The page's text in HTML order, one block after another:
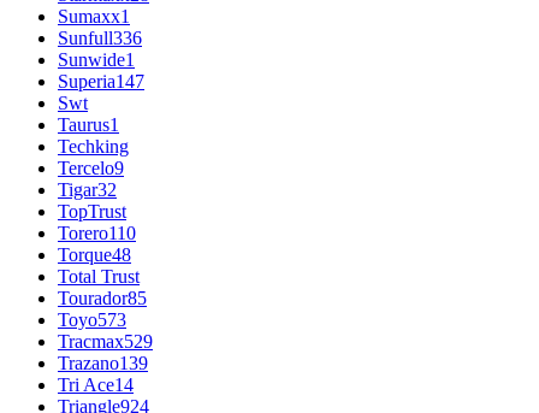
Sumaxx1
Sunfull336
Sunwide1
Superia147
Swt
Taurus1
Techking
Tercelo9
Tigar32
TopTrust
Torero110
Torque48
Total Trust
Tourador85
Toyo573
Tracmax529
Trazano139
Tri Ace14
Triangle924